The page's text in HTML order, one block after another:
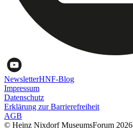
NewsletterHNF-Blog
Impressum
Datenschutz
Erklärung zur Barrierefreiheit
AGB
© Heinz Nixdorf MuseumsForum 2026